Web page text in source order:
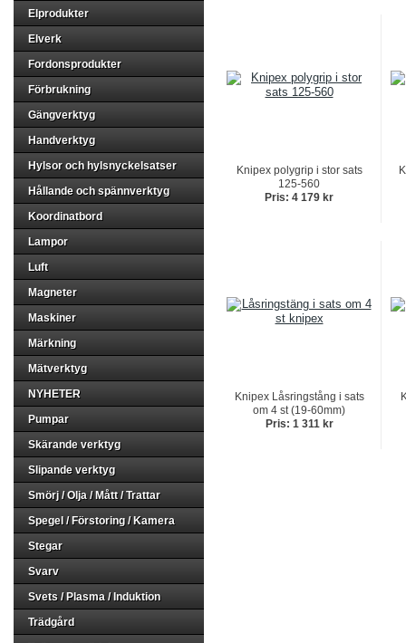
Elprodukter
Elverk
Fordonsprodukter
Förbrukning
Gängverktyg
Handverktyg
Hylsor och hylsnyckelsatser
Hållande och spännverktyg
Koordinatbord
Lampor
Luft
Magneter
Maskiner
Märkning
Mätverktyg
NYHETER
Pumpar
Skärande verktyg
Slipande verktyg
Smörj / Olja / Mått / Trattar
Spegel / Förstoring / Kamera
Stegar
Svarv
Svets / Plasma / Induktion
Trädgård
Knipex polygrip i stor sats
125-560
Pris: 4 179 kr
Knipex Låsringstång i sats
om 4 st (19-60mm)
Pris: 1 311 kr